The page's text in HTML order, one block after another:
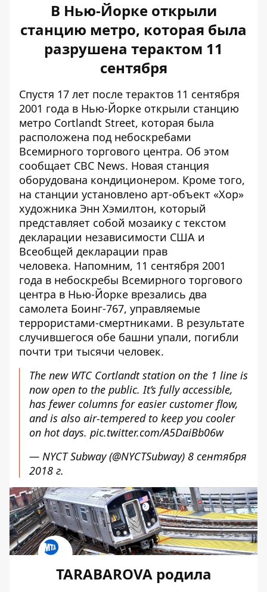
В Нью-Йорке открыли
станцию метро, которая была
разрушена терактом 11
сентября
Спустя 17 лет после терактов 11 сентября
2001 года в Нью-Йорке открыли станцию
метро Cortlandt Street, которая была
расположена под небоскребами
Всемирного торгового центра. Об этом
сообщает CBC News. Новая станция
оборудована кондиционером. Кроме того,
на станции установлено арт-объект «Хор»
художника Энн Хэмилтон, который
представляет собой мозаику с текстом
декларации независимости США и
Всеобщей декларации прав
человека. Напомним, 11 сентября 2001
года в небоскребы Всемирного торгового
центра в Нью-Йорке врезались два
самолета Боинг-767, управляемые
террористами-смертниками. В результате
случившегося обе башни упали, погибли
почти три тысячи человек.
The new WTC Cortlandt station on the 1 line is
now open to the public. It’s fully accessible,
has fewer columns for easier customer flow,
and is also air-tempered to keep you cooler
on hot days. pic.twitter.com/A5DaiBb06w
— NYCT Subway (@NYCTSubway) 8 сентября
2018 г.
TARABAROVA родила